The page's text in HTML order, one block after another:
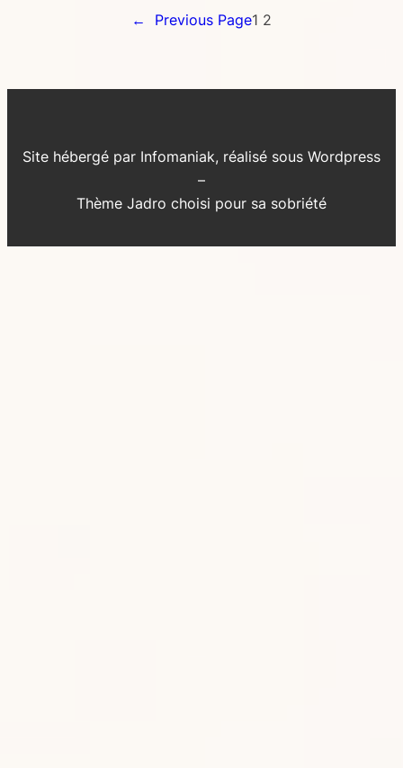
← Previous Page1 2
Site hébergé par Infomaniak, réalisé sous Wordpress
–
Thème Jadro choisi pour sa sobriété